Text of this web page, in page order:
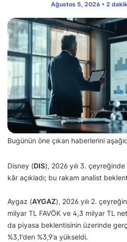
Ağustos 5, 2026 • 2
Bugünün öne çıkan haberlerini
Disney (DIS), 2026 yılı 3.
kâr açıkladı; bu rakam analist
Aygaz (AYGAZ), 2026 yılı 2.
milyar TL FAVÖK ve 4,3 milyar TL
da piyasa beklentisinin üzerinde
%3,1’den %3,9’a yükseldi.